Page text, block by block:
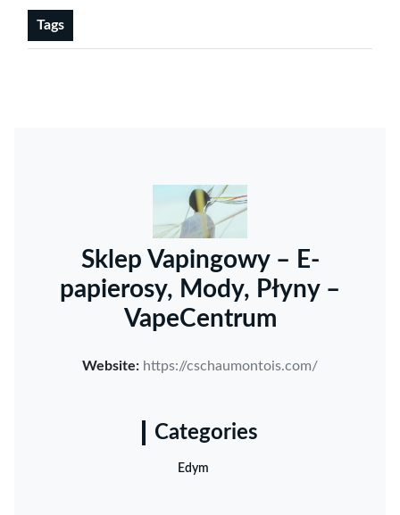
Tags
Sklep Vapingowy – E-
papierosy, Mody, Płyny –
VapeCentrum
Website: https://cschaumontois.com/
Categories
Edym